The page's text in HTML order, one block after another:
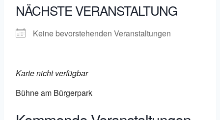
NÄCHSTE VERANSTALTUNG
Keine bevorstehenden Veranstaltungen
Karte nicht verfügbar
Bühne am Bürgerpark